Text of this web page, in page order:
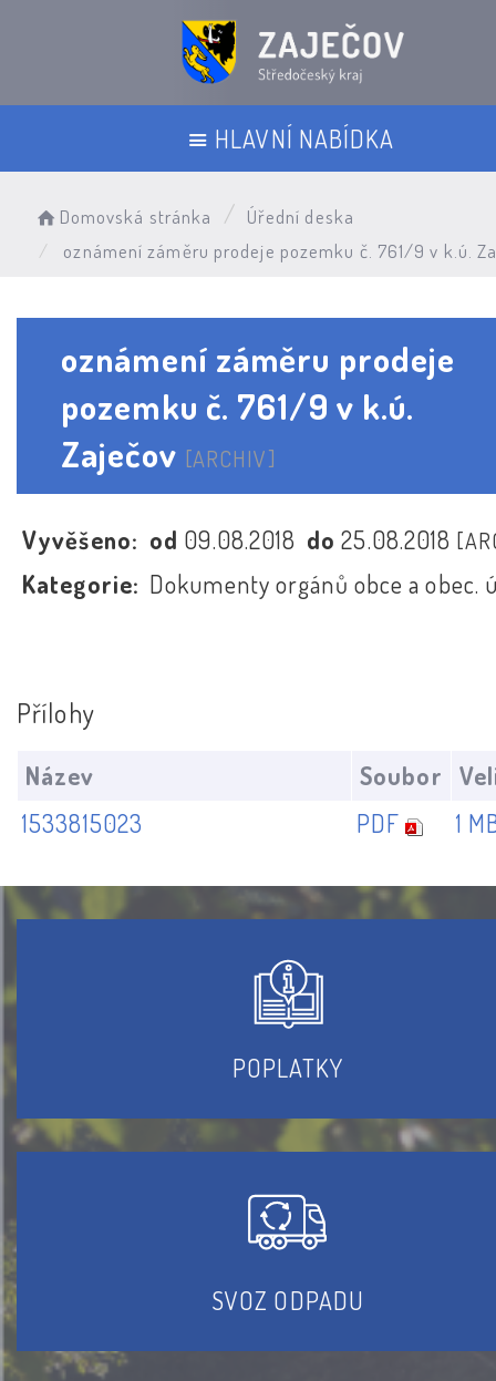
HLAVNÍ NABÍDKA
Domovská stránka
Úřední deska
oznámení záměru prodeje pozemku č. 761/9 v k.ú.
oznámení záměru prodeje
pozemku č. 761/9 v k.ú.
Zaječov [ARCHIV]
Vyvěšeno: od 09.08.2018 do25.08.2018
Kategorie: Dokumenty orgánů obce a obec.
Přílohy
Název Soubor
1533815023
PDF 1
POPLATKY
SVOZ ODPADU